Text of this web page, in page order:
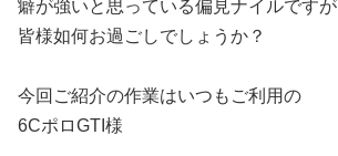
癖が強いと思っている偏見ナイルですが
皆様如何お過ごしでしょうか？
今回ご紹介の作業はいつもご利用の
6CポロGTI様